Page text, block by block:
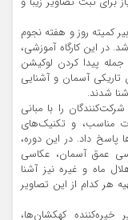
کمیته روز و هفته نجوم
در این کارگاه آموزشی،
پیدا کردن لوکیشن
تاریکی آسمان و آشنایی
را با مبانی
مناسب، و تکنیک‌های
پاسخ داد. در این دوره،
عمق آسمان، عکاسی
ماه و غیره نیز آشنا
هر کدام از این تصاویر
خیره‌کننده کهکشان‌ها،